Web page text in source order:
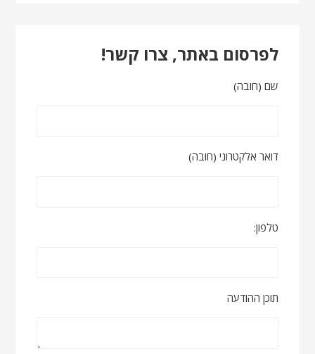
לפרסום באתר, צרו קשר!
שם (חובה)
דואר אלקטרוני (חובה)
טלפון:
תוכן ההודעה